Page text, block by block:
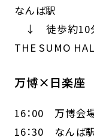
なんば駅
↓ 徒歩約10
THE SUMO
万博×日楽座
16：00 万博会
16：30 なんば